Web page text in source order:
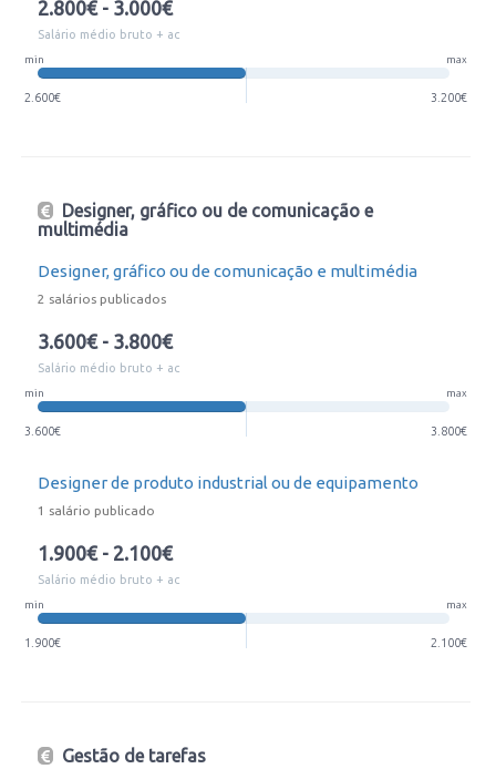
2.800€ - 3.000€
Salário médio bruto + ac
min max
2.600€ 3.200€
Designer, gráfico ou de comunicação e
multimédia
Designer, gráfico ou de comunicação e multimédia
2 salários publicados
3.600€ - 3.800€
Salário médio bruto + ac
min max
3.600€ 3.800€
Designer de produto industrial ou de equipamento
1 salário publicado
1.900€ - 2.100€
Salário médio bruto + ac
min max
1.900€ 2.100€
Gestão de tarefas